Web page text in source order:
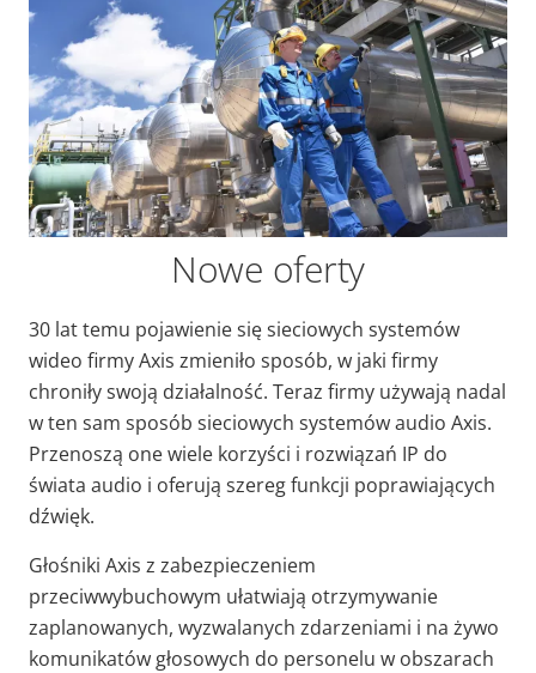
Nowe oferty
30 lat temu pojawienie się sieciowych systemów
wideo firmy Axis zmieniło sposób, w jaki firmy
chroniły swoją działalność. Teraz firmy używają nadal
w ten sam sposób sieciowych systemów audio Axis.
Przenoszą one wiele korzyści i rozwiązań IP do
świata audio i oferują szereg funkcji poprawiających
dźwięk.
Głośniki Axis z zabezpieczeniem
przeciwwybuchowym ułatwiają otrzymywanie
zaplanowanych, wyzwalanych zdarzeniami i na żywo
komunikatów głosowych do personelu w obszarach